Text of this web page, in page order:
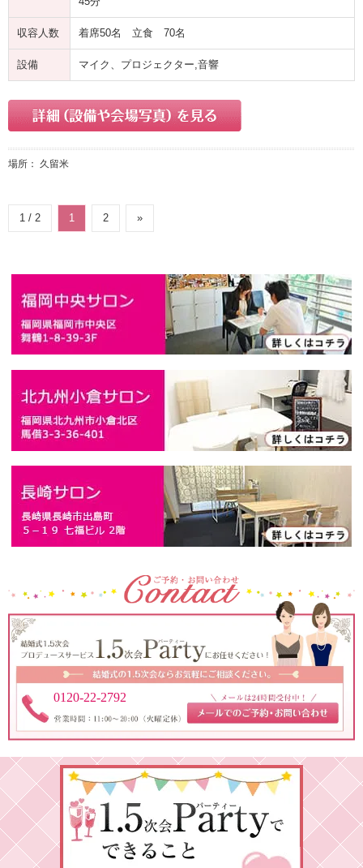
収容人数 着席50名 立食 70名
設備 マイク、プロジェクター,音響
場所： 久留米
1 / 2 1 2 »
0120-22-2792